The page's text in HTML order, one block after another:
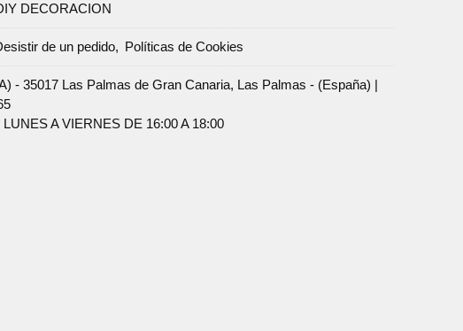
DECORACION
de un pedido Políticas de Cookies
- 35017 Las Palmas de Gran Canaria, Las Palmas - (España) |
A VIERNES DE 16:00 A 18:00